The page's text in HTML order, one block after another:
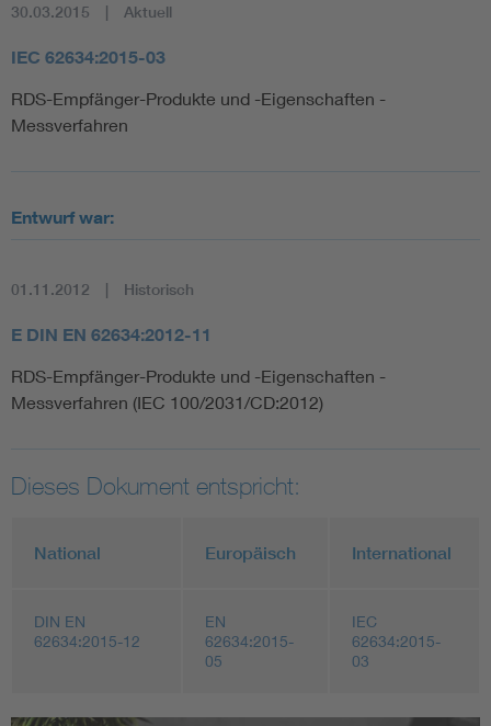
30.03.2015 Aktuell
IEC 62634:2015-03
RDS-Empfänger-Produkte und -Eigenschaften -
Messverfahren
Entwurf war:
01.11.2012 Historisch
E DIN EN 62634:2012-11
RDS-Empfänger-Produkte und -Eigenschaften -
Messverfahren (IEC 100/2031/CD:2012)
Dieses Dokument entspricht:
National Europäisch International
DIN EN
62634:2015-12
EN
62634:2015-
05
IEC
62634:2015-
03